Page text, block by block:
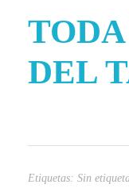
e
s
DEL
Etiquetas: Sin